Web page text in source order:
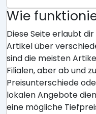
Wie
Diese Seite erlaubt
Artikel über
sind die meisten
Filialen, aber ab und
Preisunterschiede
lokalen Angebote
eine mögliche